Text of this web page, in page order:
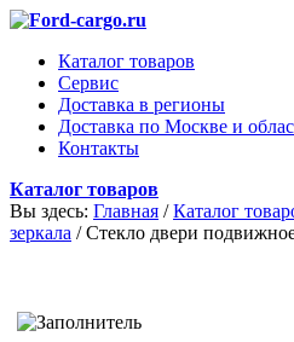
Каталог товаров
Сервис
Доставка в регионы
Доставка по Москве и
Контакты
Каталог товаров
Вы здесь: Главная / Каталог
зеркала / Стекло двери